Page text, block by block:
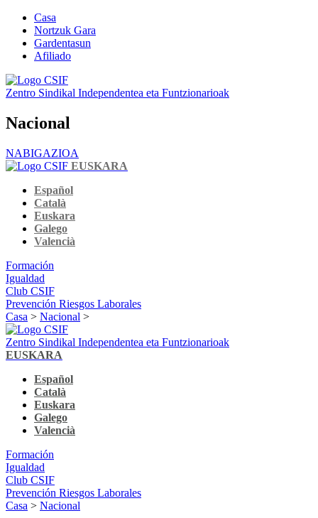
Casa
Nortzuk Gara
Gardentasun
Afiliado
Zentro Sindikal Independentea eta Funtzionarioak
Nacional
NABIGAZIOA
EUSKARA
Español
Català
Euskara
Galego
Valencià
Formación
Igualdad
Club CSIF
Prevención Riesgos Laborales
Casa > Nacional >
Zentro Sindikal Independentea eta Funtzionarioak
EUSKARA
Español
Català
Euskara
Galego
Valencià
Formación
Igualdad
Club CSIF
Prevención Riesgos Laborales
Casa > Nacional